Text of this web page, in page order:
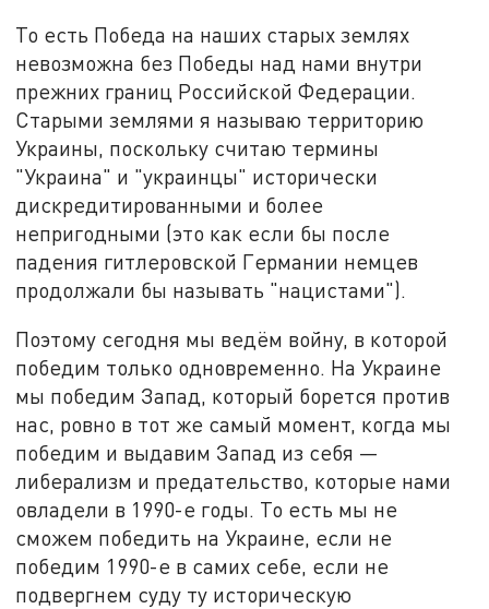
То есть Победа на наших старых землях
невозможна без Победы над нами внутри
прежних границ Российской Федерации.
Старыми землями я называю территорию
Украины, поскольку считаю термины
"Украина" и "украинцы" исторически
дискредитированными и более
непригодными (это как если бы после
падения гитлеровской Германии немцев
продолжали бы называть "нацистами").
Поэтому сегодня мы ведём войну, в которой
победим только одновременно. На Украине
мы победим Запад, который борется против
нас, ровно в тот же самый момент, когда мы
победим и выдавим Запад из себя —
либерализм и предательство, которые нами
овладели в 1990-е годы. То есть мы не
сможем победить на Украине, если не
победим 1990-е в самих себе, если не
подвергнем суду ту историческую